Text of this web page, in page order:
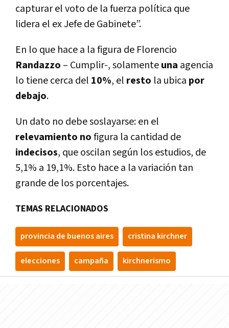
capturar el voto de la fuerza política que
lidera el ex Jefe de Gabinete”.
En lo que hace a la figura de Florencio
Randazzo – Cumplir-, solamenteuna agencia
lo tiene cerca del 10%, el resto la ubica por
debajo.
Un dato no debe soslayarse: en el
relevamiento nofigura la cantidad de
indecisos, que oscilan según los estudios, de
5,1% a 19,1%. Esto hace a la variación tan
grande de los porcentajes.
TEMAS RELACIONADOS
provincia de buenos aires cristina kirchner
elecciones campaña kirchnerismo